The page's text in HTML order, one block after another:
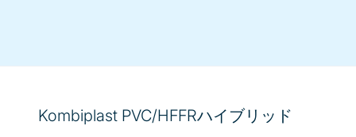
Kombiplast PVC/HFFRハイブリッド